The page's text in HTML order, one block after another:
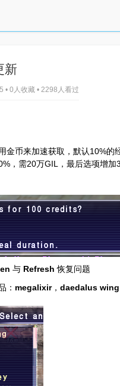
新
• 0人收藏 • 2298人看过
金币来加速获取，默认10%的
，需20万GIL，最后选项增加
与 Refresh 恢复问题
： megalixir， daedalus wing